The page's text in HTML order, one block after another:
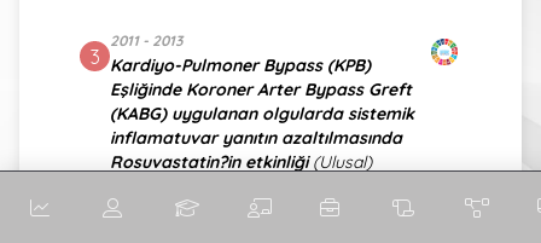
3
2011 - 2013
Kardiyo-Pulmoner Bypass (KPB)
Eşliğinde Koroner Arter Bypass Greft
(KABG) uygulanan olgularda sistemik
inflamatuvar yanıtın azaltılmasında
Rosuvastatin?in etkinliği (Ulusal)
Tıpta Uzmanlık Projesi Bitti